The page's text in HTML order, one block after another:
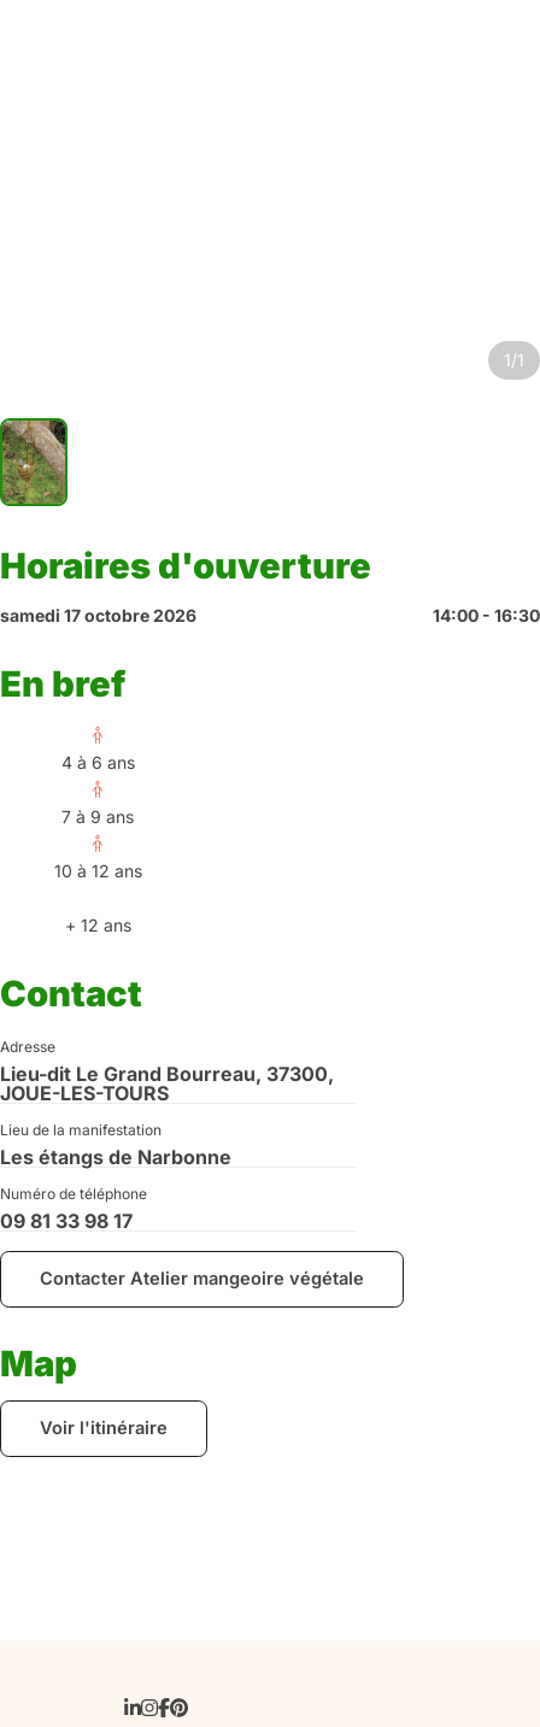
1/1
Horaires d'ouverture
samedi 17 octobre 2026 14:00 - 16:30
En bref
4 à 6 ans
7 à 9 ans
10 à 12 ans
+ 12 ans
Contact
Adresse
Lieu-dit Le Grand Bourreau, 37300,
JOUE-LES-TOURS
Lieu de la manifestation
Les étangs de Narbonne
Numéro de téléphone
09 81 33 98 17
Contacter Atelier mangeoire végétale
Map
Voir l'itinéraire